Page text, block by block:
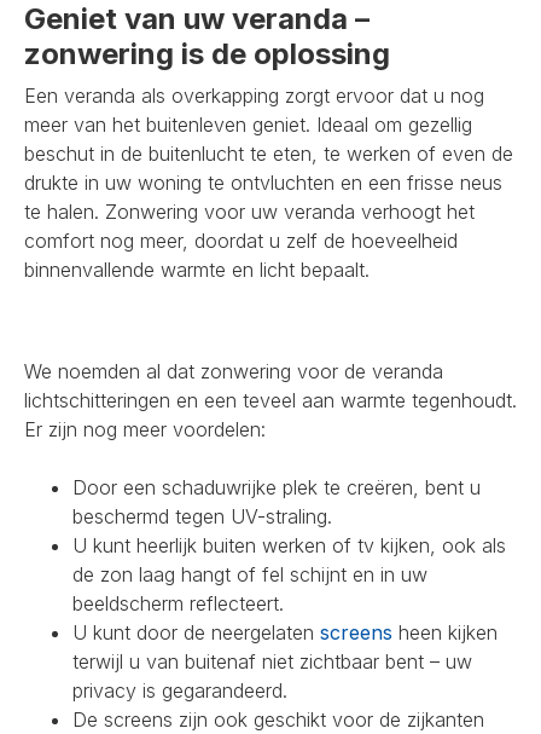
Geniet van uw veranda –
zonwering is de oplossing
Een veranda als overkapping zorgt ervoor dat u nog
meer van het buitenleven geniet. Ideaal om gezellig
beschut in de buitenlucht te eten, te werken of even de
drukte in uw woning te ontvluchten en een frisse neus
te halen. Zonwering voor uw veranda verhoogt het
comfort nog meer, doordat u zelf de hoeveelheid
binnenvallende warmte en licht bepaalt.
We noemden al dat zonwering voor de veranda
lichtschitteringen en een teveel aan warmte tegenhoudt.
Er zijn nog meer voordelen:
Door een schaduwrijke plek te creëren, bent u
beschermd tegen UV-straling.
U kunt heerlijk buiten werken of tv kijken, ook als
de zon laag hangt of fel schijnt en in uw
beeldscherm reflecteert.
U kunt door de neergelaten screens heen kijken
terwijl u van buitenaf niet zichtbaar bent – uw
privacy is gegarandeerd.
De screens zijn ook geschikt voor de zijkanten